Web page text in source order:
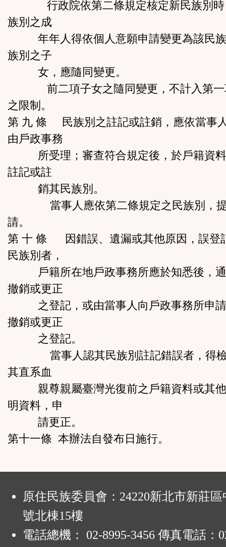
行政院依第二條規定核定新民族別時
族別之成
年年人得依個人意願申請變更為該民族
族別之子
女，應隨同變更。
前二項子女之隨同變更，不計入第一
之限制。
第 九 條 民族別之註記或註銷，應依當事
由戶政事務
所受理；審查符合規定後，於戶籍資料
註記或註
銷其民族別。
當事人應依第二條規定之民族別，提
請。
第 十 條 因錯誤、遺漏或其他原因，誤登
民族別者，
戶籍所在地戶政事務所應於知悉後，通
撤銷或更正
之登記，或由當事人向戶政事務所申請
撤銷或更正
之登記。
當事人認其民族別註記錯誤者，得檢
其直系血
親尊親屬臺灣光復前之戶籍資料或其他
明資料，申
請更正。
第十一條 本辦法自發布日施行。
原住民族委員會：24220新北市新莊區
號北棟15樓
電話總機： 02-8995-3456 傳真電話：